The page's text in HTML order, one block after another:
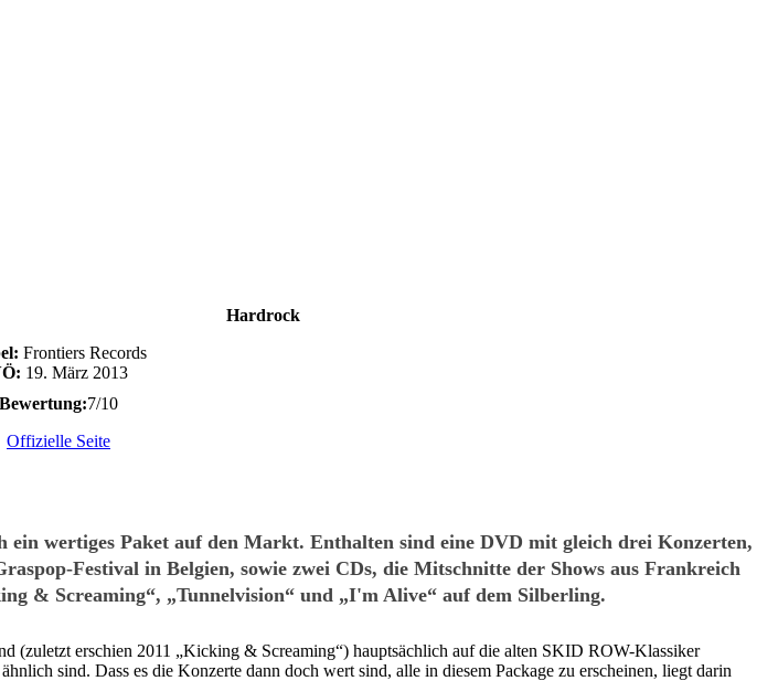
Hardrock
Frontiers Records
19. März 2013
Bewertung:7/10
Offizielle Seite
wertiges Paket auf den Markt. Enthalten sind eine DVD mit gleich drei Konzerten,
Festival in Belgien, sowie zwei CDs, die Mitschnitte der Shows aus Frankreich
& Screaming“, „Tunnelvision“ und „I'm Alive“ auf dem Silberling.
(zuletzt erschien 2011 „Kicking & Screaming“) hauptsächlich auf die alten SKID ROW-Klassiker
sind. Dass es die Konzerte dann doch wert sind, alle in diesem Package zu erscheinen, liegt darin